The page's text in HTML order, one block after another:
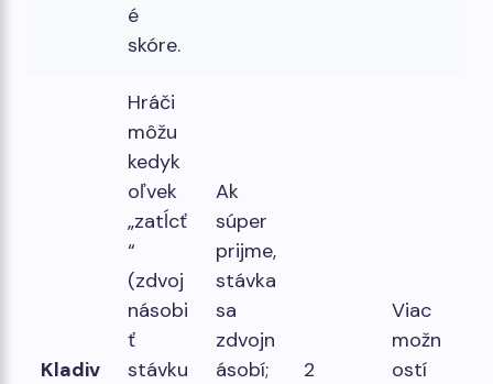
é
skóre.
Kladiv
Hráči
môžu
kedyk
oľvek
„zatĺcť
“
(zdvoj
násobi
ť
stávku
Ak
súper
prijme,
stávka
sa
zdvojn
ásobí;
2
Viac
možn
ostí